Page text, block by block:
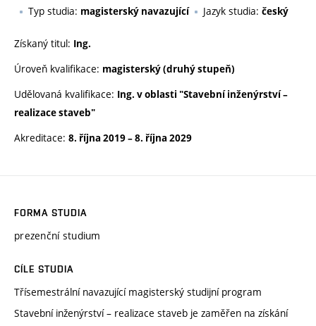
Typ studia: magisterský navazující Jazyk studia: český
Získaný titul: Ing.
Úroveň kvalifikace: magisterský (druhý stupeň)
Udělovaná kvalifikace: Ing. v oblasti "Stavební inženýrství –
realizace staveb"
Akreditace: 8. října 2019–8. října 2029
FORMA STUDIA
prezenční studium
CÍLE STUDIA
Třísemestrální navazující magisterský studijní program
Stavební inženýrství – realizace staveb je zaměřen na získání